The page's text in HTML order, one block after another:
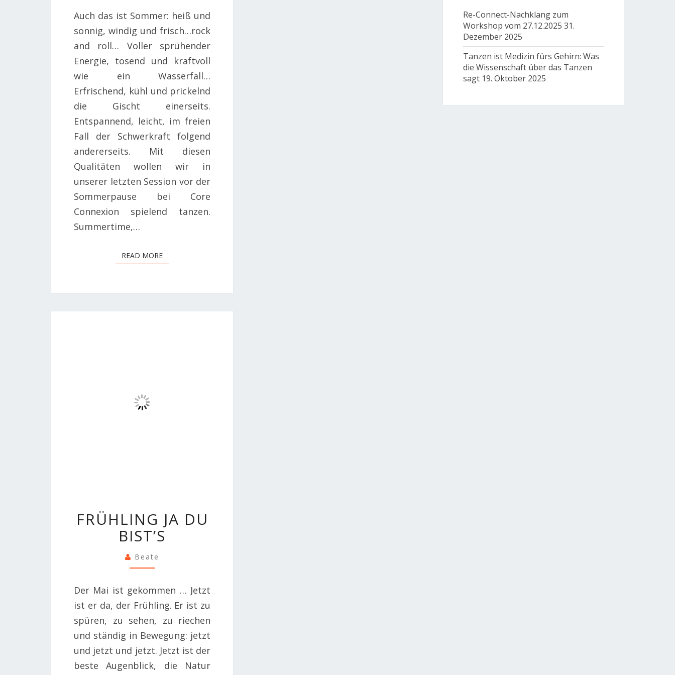
Auch das ist Sommer: heiß und
sonnig, windig und frisch…rock
and roll… Voller sprühender
Energie, tosend und kraftvoll
wie ein Wasserfall…
Erfrischend, kühl und prickelnd
die Gischt einerseits.
Entspannend, leicht, im freien
Fall der Schwerkraft folgend
andererseits. Mit diesen
Qualitäten wollen wir in
unserer letzten Session vor der
Sommerpause bei Core
Connexion spielend tanzen.
Summertime,…
READ MOREREAD MORE
JA
DU
BIST’S
FRÜHLING JA DU
BIST’S
Beate
Der Mai ist gekommen … Jetzt
ist er da, der Frühling. Er ist zu
spüren, zu sehen, zu riechen
und ständig in Bewegung: jetzt
und jetzt und jetzt. Jetzt ist der
beste Augenblick, die Natur
Re-Connect-Nachklang zum
Workshop vom 27.12.2025 31.
Dezember 2025
Tanzen ist Medizin fürs Gehirn: Was
die Wissenschaft über das Tanzen
sagt 19. Oktober 2025